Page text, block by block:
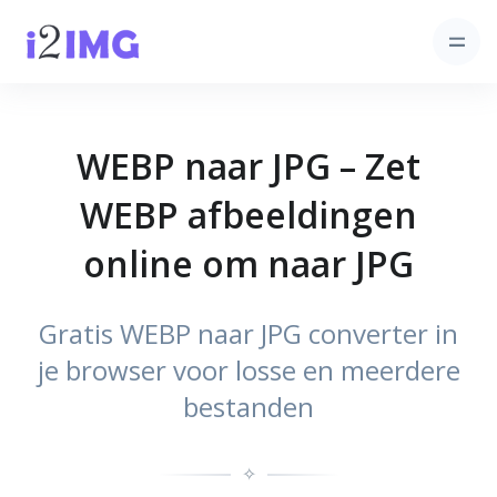
WEBP naar JPG – Zet
WEBP afbeeldingen
online om naar JPG
Gratis WEBP naar JPG converter in
je browser voor losse en meerdere
bestanden
✧